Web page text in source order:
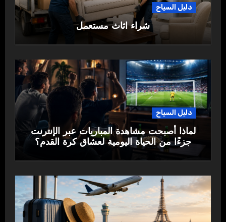
دليل السياح
شراء اثاث مستعمل
دليل السياح
لماذا أصبحت مشاهدة المباريات عبر الإنترنت
جزءًا من الحياة اليومية لعشاق كرة القدم؟